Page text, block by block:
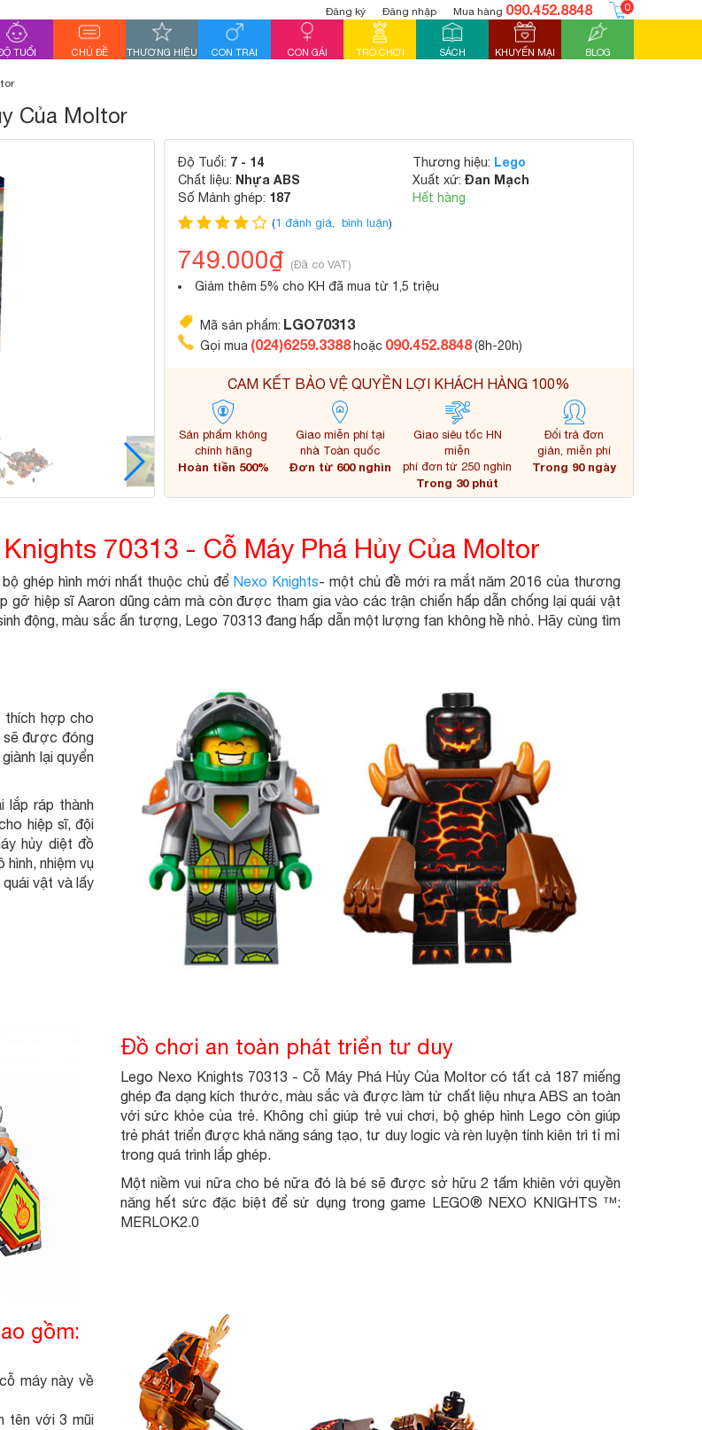
Đăng ký Đăng nhập Mua hàng 090.452.8848 0
TUỔI CHỦ ĐỀ THƯƠNG HIỆU CON TRAI CON GÁI TRÒ CHƠI SÁCH KHUYẾN MẠI BLOG
Của Moltor
Độ Tuổi: 7 - 14
Chất liệu: Nhựa ABS
Số Mảnh ghép: 187
Thương hiệu: Lego
Xuất xứ: Đan Mạch
Hết hàng
(1 đánh giá, bình luận)
749.000₫ (Đã có VAT)
Giảm thêm 5% cho KH đã mua từ 1,5 triệu
CAM KẾT BẢO VỆ QUYỀN LỢI KHÁCH HÀNG 100%
Sản phẩm không
chính hãng
Hoàn tiền 500%
Giao miễn phí tại
nhà Toàn quốc
Đơn từ 600 nghìn
Giao siêu tốc HN
miễn
phí đơn từ 250 nghìn
Trong 30 phút
Đổi trả đơn
giản, miễn phí
Trong 90 ngày
Mã sản phẩm: LGO70313
Gọi mua (024)6259.3388 hoặc 090.452.8848(8h-20h)
70313 - Cỗ Máy Phá Hủy Của Moltor
ghép hình mới nhất thuộc chủ để Nexo Knights- một chủ đề mới ra mắt năm 2016 của thương
hiệp sĩ Aaron dũng cảm mà còn được tham gia vào các trận chiến hấp dẫn chống lại quái vật
động, màu sắc ấn tượng, Lego 70313 đang hấp dẫn một lượng fan không hề nhỏ. Hãy cùng tìm
thích hợp cho
sẽ được đóng
lại quyển
lắp ráp thành
hiệp sĩ, đội
hủy diệt đồ
nhiệm vụ
vật và lấy
Đồ chơi an toàn phát triển tư duy
Lego Nexo Knights 70313 - Cỗ Máy Phá Hủy Của Moltor có tất cả 187 miếng
ghép đa dạng kích thước, màu sắc và được làm từ chất liệu nhựa ABS an toàn
với sức khỏe của trẻ. Không chỉ giúp trẻ vui chơi, bộ ghép hình Lego còn giúp
trẻ phát triển được khả năng sáng tạo, tư duy logic và rèn luyện tính kiên trì tỉ mỉ
trong quá trình lắp ghép.
Một niềm vui nữa cho bé nữa đó là bé sẽ được sở hữu 2 tấm khiên với quyền
năng hết sức đặc biệt để sử dụng trong game LEGO® NEXO KNIGHTS ™:
MERLOK2.0
gồm:
máy này về
tên với 3 mũi